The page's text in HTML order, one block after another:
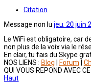
Citation
Message non lu jeu. 20 juin
Le WiFi est obligatoire, car
non plus de la voix via le
En clair, tu fais du Skype
NOS LIENS : Blog Forum
QUI VOUS REPOND AVEC
Haut